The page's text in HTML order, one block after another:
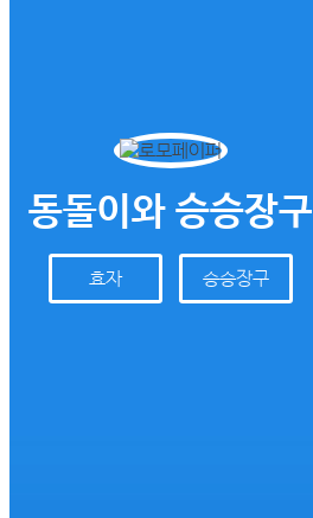
동돌이와 승승장구
효자 승승장구